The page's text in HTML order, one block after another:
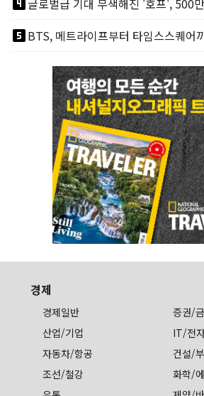
looks_4글로벌급 기대 무색해진 '호프', 500
looks_5
경제
경제일반
증권/
산업/기업
IT/전
자동차/항공
건설/
조선/철강
화학/